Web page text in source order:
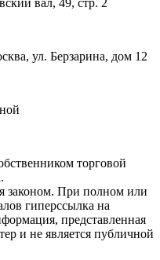
ул. Берзарина, дом 12
торговой
законом. При полном или
гиперссылка на
представленная
и не является публичной